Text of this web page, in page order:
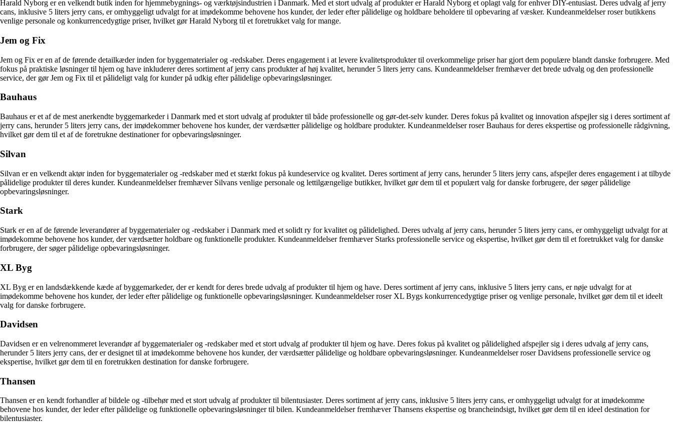
Harald Nyborg er en velkendt butik inden for hjemmebygnings- og værktøjsindustrien i Danmark. Med et stort udvalg af produkter er Harald Nyborg et oplagt valg for enhver DIY-entusiast. Deres udvalg af jerry
cans, inklusive 5 liters jerry cans, er omhyggeligt udvalgt for at imødekomme behovene hos kunder, der leder efter pålidelige og holdbare beholdere til opbevaring af væsker. Kundeanmeldelser roser butikkens
venlige personale og konkurrencedygtige priser, hvilket gør Harald Nyborg til et foretrukket valg for mange.
Jem og Fix
Jem og Fix er en af de førende detailkæder inden for byggematerialer og -redskaber. Deres engagement i at levere kvalitetsprodukter til overkommelige priser har gjort dem populære blandt danske forbrugere. Med
fokus på praktiske løsninger til hjem og have inkluderer deres sortiment af jerry cans produkter af høj kvalitet, herunder 5 liters jerry cans. Kundeanmeldelser fremhæver det brede udvalg og den professionelle
service, der gør Jem og Fix til et pålideligt valg for kunder på udkig efter pålidelige opbevaringsløsninger.
Bauhaus
Bauhaus er et af de mest anerkendte byggemarkeder i Danmark med et stort udvalg af produkter til både professionelle og gør-det-selv kunder. Deres fokus på kvalitet og innovation afspejler sig i deres sortiment af
jerry cans, herunder 5 liters jerry cans, der imødekommer behovene hos kunder, der værdsætter pålidelige og holdbare produkter. Kundeanmeldelser roser Bauhaus for deres ekspertise og professionelle rådgivning,
hvilket gør dem til et af de foretrukne destinationer for opbevaringsløsninger.
Silvan
Silvan er en velkendt aktør inden for byggematerialer og -redskaber med et stærkt fokus på kundeservice og kvalitet. Deres sortiment af jerry cans, herunder 5 liters jerry cans, afspejler deres engagement i at tilbyde
pålidelige produkter til deres kunder. Kundeanmeldelser fremhæver Silvans venlige personale og lettilgængelige butikker, hvilket gør dem til et populært valg for danske forbrugere, der søger pålidelige
opbevaringsløsninger.
Stark
Stark er en af de førende leverandører af byggematerialer og -redskaber i Danmark med et solidt ry for kvalitet og pålidelighed. Deres udvalg af jerry cans, herunder 5 liters jerry cans, er omhyggeligt udvalgt for at
imødekomme behovene hos kunder, der værdsætter holdbare og funktionelle produkter. Kundeanmeldelser fremhæver Starks professionelle service og ekspertise, hvilket gør dem til et foretrukket valg for danske
forbrugere, der søger pålidelige opbevaringsløsninger.
XL Byg
XL Byg er en landsdækkende kæde af byggemarkeder, der er kendt for deres brede udvalg af produkter til hjem og have. Deres sortiment af jerry cans, inklusive 5 liters jerry cans, er nøje udvalgt for at
imødekomme behovene hos kunder, der leder efter pålidelige og funktionelle opbevaringsløsninger. Kundeanmeldelser roser XL Bygs konkurrencedygtige priser og venlige personale, hvilket gør dem til et ideelt
valg for danske forbrugere.
Davidsen
Davidsen er en velrenommeret leverandør af byggematerialer og -redskaber med et stort udvalg af produkter til hjem og have. Deres fokus på kvalitet og pålidelighed afspejler sig i deres udvalg af jerry cans,
herunder 5 liters jerry cans, der er designet til at imødekomme behovene hos kunder, der værdsætter pålidelige og holdbare opbevaringsløsninger. Kundeanmeldelser roser Davidsens professionelle service og
ekspertise, hvilket gør dem til en foretrukken destination for danske forbrugere.
Thansen
Thansen er en kendt forhandler af bildele og -tilbehør med et stort udvalg af produkter til bilentusiaster. Deres sortiment af jerry cans, inklusive 5 liters jerry cans, er omhyggeligt udvalgt for at imødekomme
behovene hos kunder, der leder efter pålidelige og funktionelle opbevaringsløsninger til bilen. Kundeanmeldelser fremhæver Thansens ekspertise og brancheindsigt, hvilket gør dem til en ideel destination for
bilentusiaster.